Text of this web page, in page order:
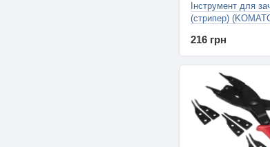
Інструмент для
(стрипер)
216 грн